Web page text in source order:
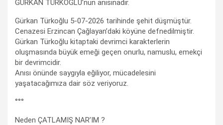
GÜRKAN TÜRKOĞLU’nun anısınadır.
Gürkan Türkoğlu 5-07-2026 tarihinde şehit düşmüştür.
Cenazesi Erzincan Çağlayan’daki köyüne defnedilmiştir.
Gürkan Türkoğlu kitaptaki devrimci karakterlerin
oluşmasında büyük emeği geçen onurlu, namuslu, emekçi
bir devrimcidir.
Anısı önünde saygıyla eğiliyor, mücadelesini
yaşatacağımıza dair söz veriyoruz.
°°°
Neden ÇATLAMIŞ NAR’IM ?